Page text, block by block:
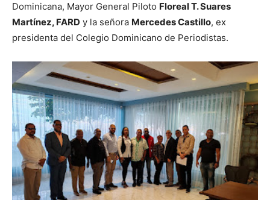
Dominicana, Mayor General Piloto Floreal T. Suares
Martínez, FARD y la señora Mercedes Castillo, ex
presidenta del Colegio Dominicano de Periodistas.